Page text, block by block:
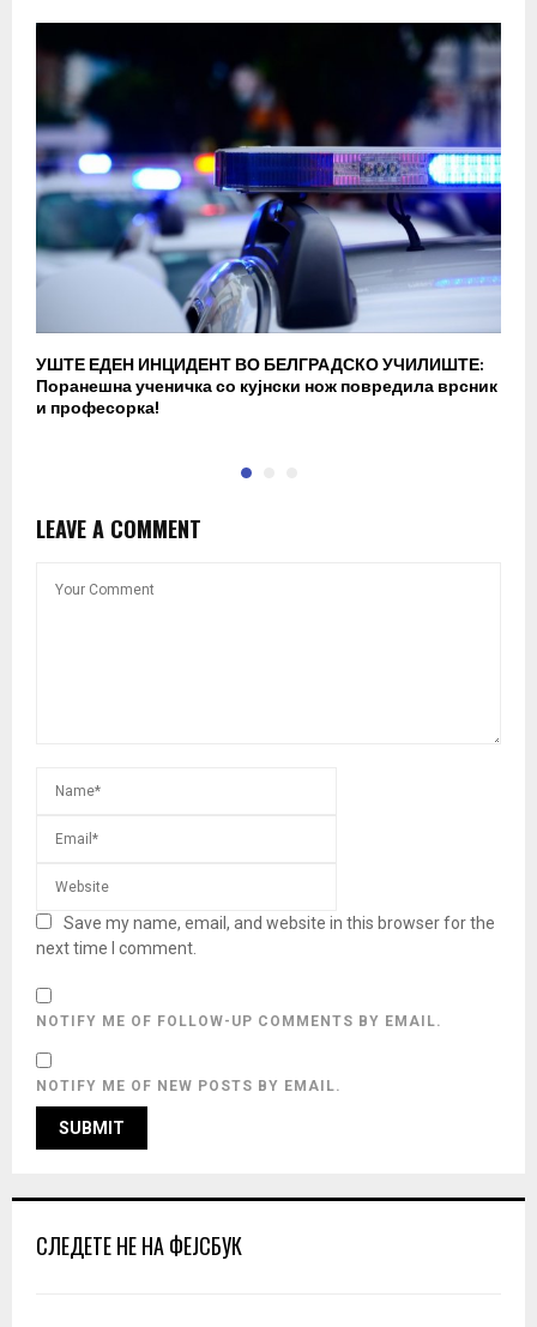
УШТЕ ЕДЕН ИНЦИДЕНТ ВО БЕЛГРАДСКО УЧИЛИШТЕ:
Поранешна ученичка со кујнски нож повредила врсник
и професорка!
LEAVE A COMMENT
Save my name, email, and website in this browser for the
next time I comment.
NOTIFY ME OF FOLLOW-UP COMMENTS BY EMAIL.
NOTIFY ME OF NEW POSTS BY EMAIL.
СЛЕДЕТЕ НЕ НА ФЕЈСБУК